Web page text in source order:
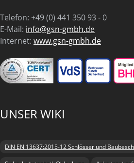
Telefon: +49 (0) 441 350 93 - 0
E-Mail: info@gsn-gmbh.de
Internet: www.gsn-gmbh.de
UNSER WIKI
DIN EN 13637:2015-12 Schlösser und